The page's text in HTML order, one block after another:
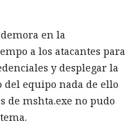
en la
a los atacantes para
y desplegar la
del equipo nada de ello
de mshta.exe no pudo